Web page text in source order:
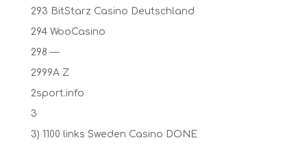
293 BitStarz Casino Deutschland
294 WooCasino
298 —
2999A Z
2sport.info
3
3) 1100 links Sweden Casino DONE